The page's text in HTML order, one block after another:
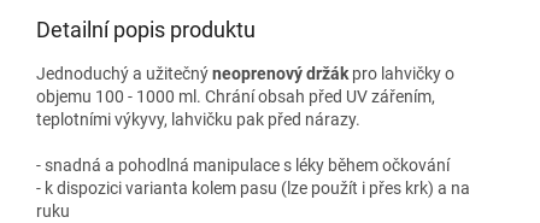
Detailní popis produktu
Jednoduchý a užitečnýneoprenový držák pro lahvičky o
objemu 100 - 1000 ml. Chrání obsah před UV zářením,
teplotními výkyvy, lahvičku pak před nárazy.
- snadná a pohodlná manipulace s léky během očkování
- k dispozici varianta kolem pasu (lze použít i přes krk) a na
ruku